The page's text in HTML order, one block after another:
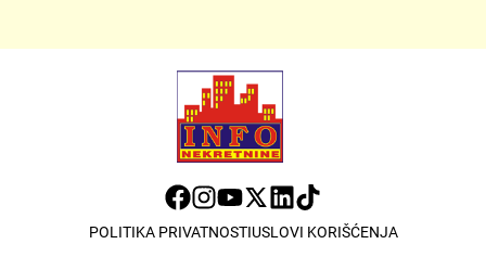
POLITIKA PRIVATNOSTIUSLOVI KORIŠĆENJA